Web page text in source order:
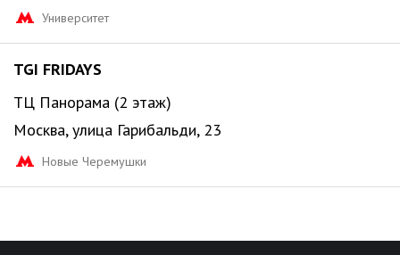
Университет
TGI FRIDAYS
ТЦ Панорама (2 этаж)
Москва, улица Гарибальди, 23
Новые Черемушки